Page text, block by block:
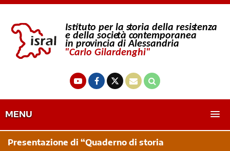
MENU
Presentazione di “Quaderno di storia